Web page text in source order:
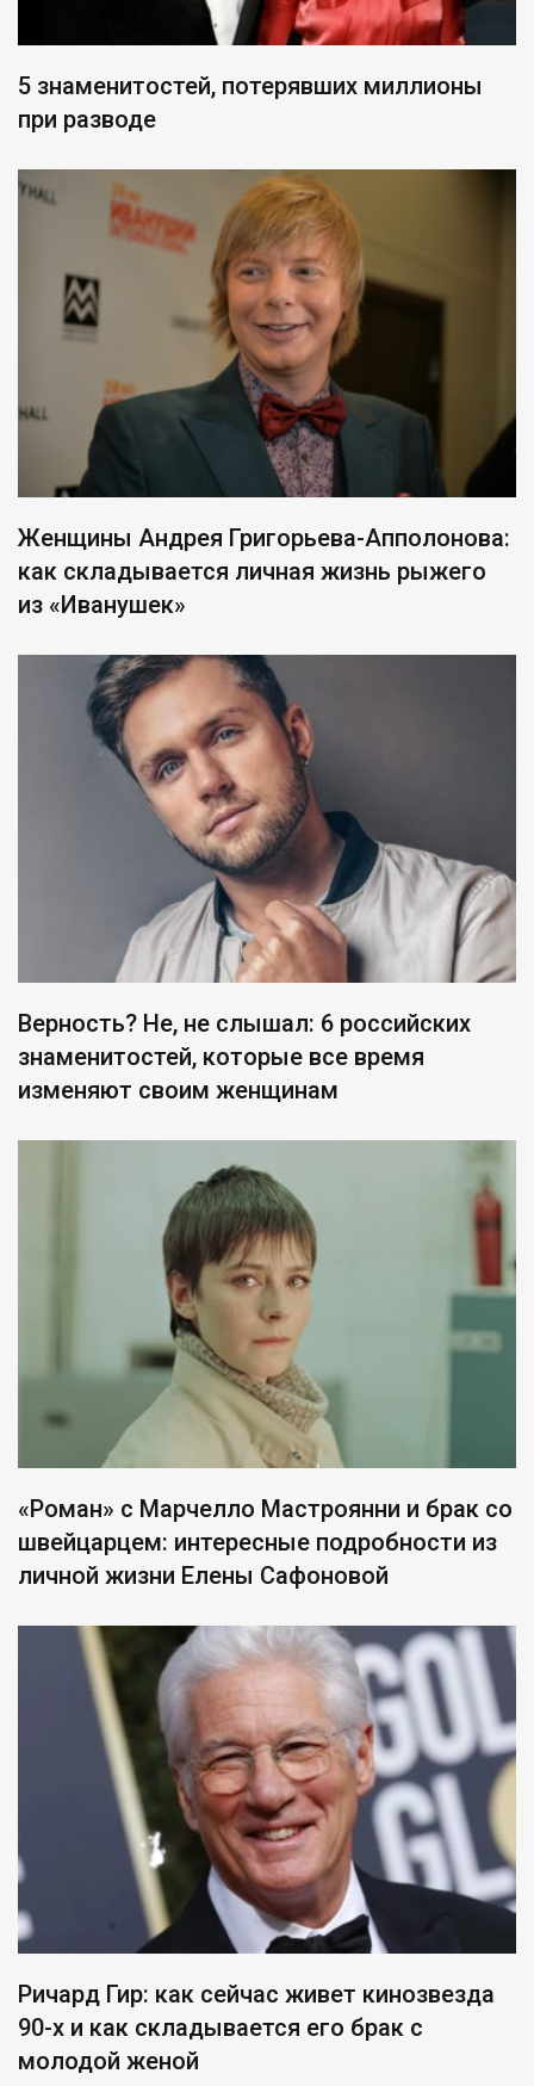
5 знаменитостей, потерявших миллионы
при разводе
Женщины Андрея Григорьева-Апполонова:
как складывается личная жизнь рыжего
из «Иванушек»
Верность? Не, не слышал: 6 российских
знаменитостей, которые все время
изменяют своим женщинам
«Роман» с Марчелло Мастроянни и брак со
швейцарцем: интересные подробности из
личной жизни Елены Сафоновой
Ричард Гир: как сейчас живет кинозвезда
90-х и как складывается его брак с
молодой женой